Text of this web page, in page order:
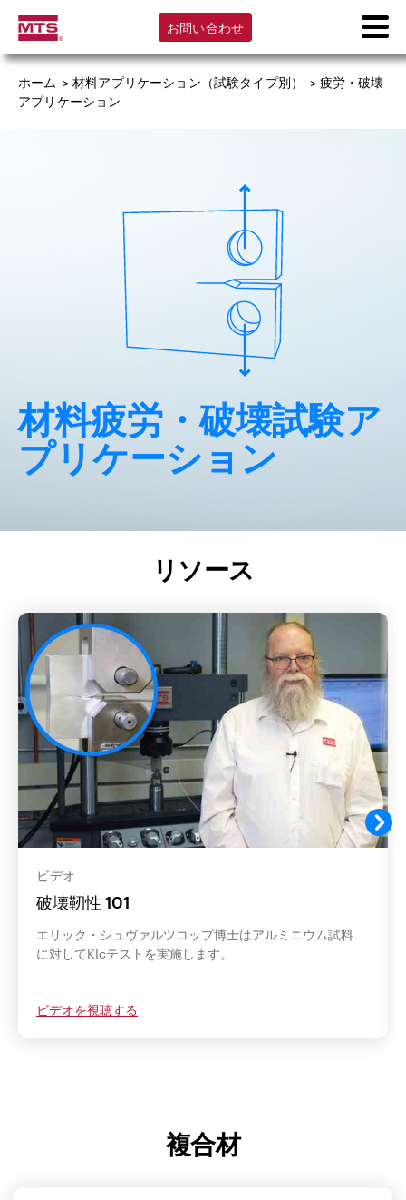
お問い合わせ
ホーム >材料アプリケーション（試験タイプ別） > 疲労・破壊
アプリケーション
材料疲労・破壊試験ア
プリケーション
リソース
ビデオ
破壊靭性 101
エリック・シュヴァルツコップ博士はアルミニウム試料
に対してKIcテストを実施します。
ビデオを視聴する
複合材